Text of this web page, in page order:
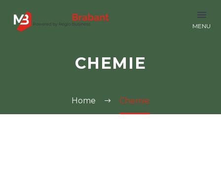
CHEMIE
Home Chemie